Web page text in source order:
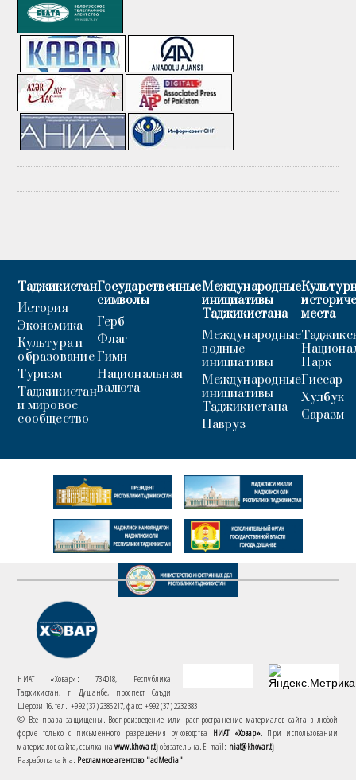
Таджикистан
История
Экономика
Культура и
образование
Туризм
Таджикистан
и мировое
сообщество
Государственные
символы
Герб
Флаг
Гимн
Национальная
валюта
Международные
инициативы
Таджикистана
Международные
водные
инициативы
Международные
инициативы
Таджикистана
Навруз
места
Парк
Гиссар
Хулбук
Саразм
НИАТ «Ховар»: 734018, Республика
Таджикистан, г. Душанбе, проспект Саъди
Шерози 16. тел.: +992 (37) 2385217, факс: +992 (37) 2232383
© Все права защищены. Воспроизведение или распространение материалов сайта в любой
форме только с письменного разрешения руководства НИАТ «Ховар». При использовании
материалов сайта, ссылка наwww.khovar.tjобязательна. E-mail: niat@khovar.tj
Разработка сайта: Рекламное агентство "adMedia"